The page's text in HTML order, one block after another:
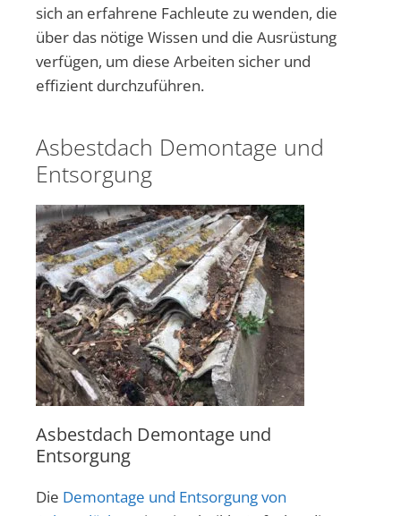
sich an erfahrene Fachleute zu wenden, die
über das nötige Wissen und die Ausrüstung
verfügen, um diese Arbeiten sicher und
effizient durchzuführen.
Asbestdach Demontage und
Entsorgung
Asbestdach Demontage und
Entsorgung
Die Demontage und Entsorgung von